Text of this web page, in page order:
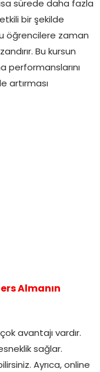
sürede daha fazla
bir şekilde
öğrencilere zaman
Bu kursun
performanslarını
artırması
Almanın
avantajı vardır.
sağlar.
Ayrıca, online